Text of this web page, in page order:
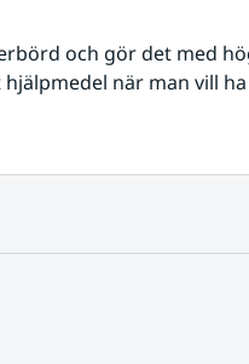
och gör det med
när man vill